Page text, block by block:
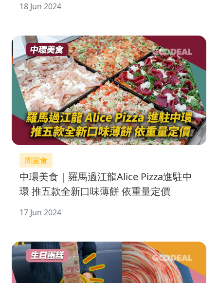
18 Jun 2024
周圍食
中環美食｜羅馬過江龍Alice Pizza進駐中
環 推五款全新口味薄餅 依重量定價
17 Jun 2024